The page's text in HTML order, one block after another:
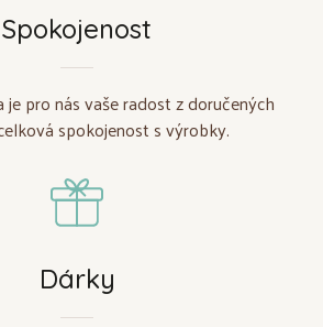
Spokojenost
pro nás vaše radost z doručených
spokojenost s výrobky.
Dárky